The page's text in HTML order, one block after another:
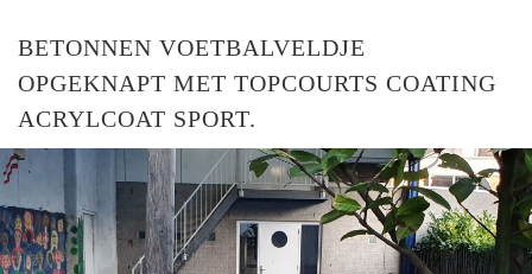
BETONNEN VOETBALVELDJE
OPGEKNAPT MET TOPCOURTS COATING
ACRYLCOAT SPORT.